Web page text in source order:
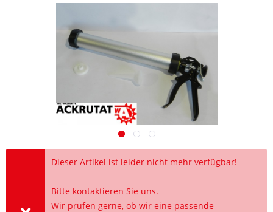
Dieser Artikel ist leider nicht mehr verfügbar!
Bitte kontaktieren Sie uns.
Wir prüfen gerne, ob wir eine passende